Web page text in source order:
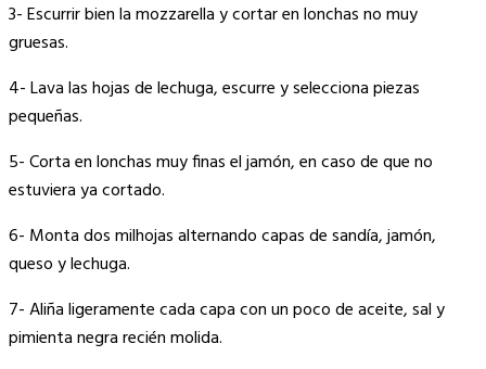
3- Escurrir bien la mozzarella y cortar en lonchas no muy
gruesas.
4- Lava las hojas de lechuga, escurre y selecciona piezas
pequeñas.
5- Corta en lonchas muy finas el jamón, en caso de que no
estuviera ya cortado.
6- Monta dos milhojas alternando capas de sandía, jamón,
queso y lechuga.
7- Aliña ligeramente cada capa con un poco de aceite, sal y
pimienta negra recién molida.